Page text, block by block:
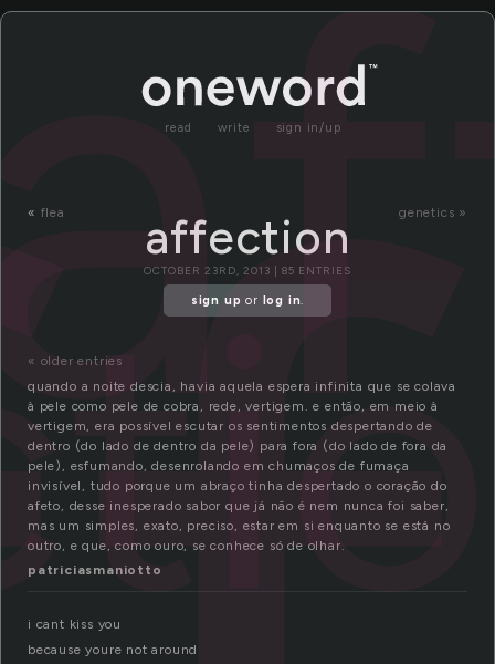
read write sign in/up
« flea genetics »
affection
OCTOBER 23RD, 2013 | 85 ENTRIES
sign up or log in.
« older entries
quando a noite descia, havia aquela espera infinita que se colava
à pele como pele de cobra, rede, vertigem. e então, em meio à
vertigem, era possível escutar os sentimentos despertando de
dentro (do lado de dentro da pele) para fora (do lado de fora da
pele), esfumando, desenrolando em chumaços de fumaça
invisível, tudo porque um abraço tinha despertado o coração do
afeto, desse inesperado sabor que já não é nem nunca foi saber,
mas um simples, exato, preciso, estar em si enquanto se está no
outro, e que, como ouro, se conhece só de olhar.
patriciasmaniotto
i cant kiss you
because youre not around